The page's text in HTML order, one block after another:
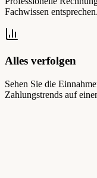
Fachwissen entsprechen.
Alles verfolgen
Sehen Sie die
Zahlungstrends auf